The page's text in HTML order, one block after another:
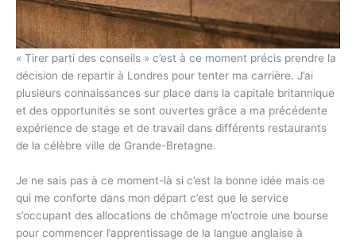
« Tirer parti des conseils » c’est à ce moment précis prendre la
décision de repartir à Londres pour tenter ma carrière. J’ai
plusieurs connaissances sur place dans la capitale britannique
et des opportunités se sont ouvertes grâce a ma précédente
expérience de stage et de travail dans différents restaurants
de la célèbre ville de Grande-Bretagne.
Je ne sais pas à ce moment-là si c’est la bonne idée mais ce
qui me conforte dans mon départ c’est que le service
s’occupant des allocations de chômage m’octroie une bourse
pour commencer l’apprentissage de la langue anglaise à